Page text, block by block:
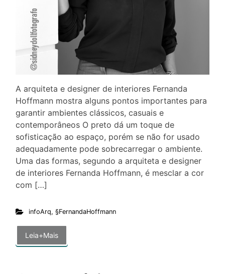
A arquiteta e designer de interiores Fernanda
Hoffmann mostra alguns pontos importantes para
garantir ambientes clássicos, casuais e
contemporâneos O preto dá um toque de
sofisticação ao espaço, porém se não for usado
adequadamente pode sobrecarregar o ambiente.
Uma das formas, segundo a arquiteta e designer
de interiores Fernanda Hoffmann, é mesclar a cor
com […]
infoArq, §FernandaHoffmann
Leia+Mais